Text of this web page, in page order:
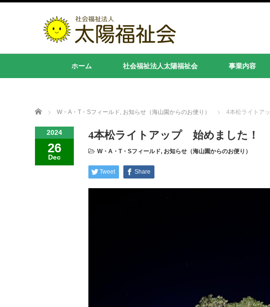
ホーム 社会福祉法人太陽福祉会 事業内容
Home W・A・T・Sフィールド, お知らせ（海山園からのお便り） 4本松ライトア
2024
26
Dec
4本松ライトアップ 始めました！
W・A・T・Sフィールド, お知らせ（海山園からのお便り）
Tweet Share